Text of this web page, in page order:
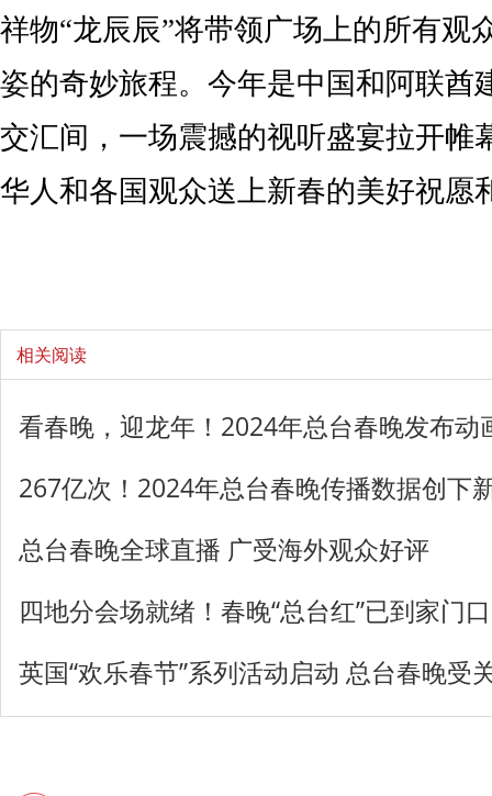
祥物“龙辰辰”将带领广场上的所有观
姿的奇妙旅程。今年是中国和阿联酋
交汇间，一场震撼的视听盛宴拉开帷
华人和各国观众送上新春的美好祝愿
相关阅读
看春晚，迎龙年！2024年总台春晚发布动
267亿次！2024年总台春晚传播数据创下
总台春晚全球直播 广受海外观众好评
四地分会场就绪！春晚“总台红”已到家门口
英国“欢乐春节”系列活动启动 总台春晚受